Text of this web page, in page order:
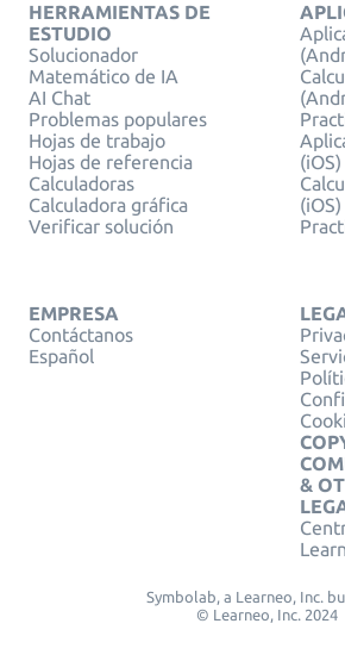
HERRAMIENTAS DE
ESTUDIO
Solucionador
Matemático de IA
AI Chat
Problemas populares
Hojas de trabajo
Hojas de referencia
Calculadoras
Calculadora gráfica
Verificar solución
(iOS)
(iOS)
EMPRESA
Contáctanos
Español
&
Symbolab, a Learneo, Inc.
© Learneo, Inc. 2024